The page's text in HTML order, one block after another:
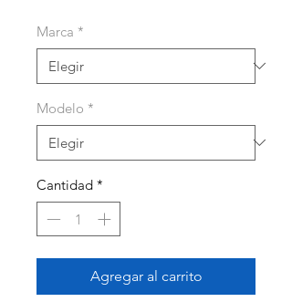
Marca *
Modelo *
Cantidad *
Agregar al carrito